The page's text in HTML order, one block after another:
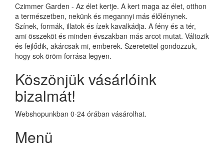
Czimmer Garden - Az élet kertje. A kert maga az élet, otthon
a természetben, nekünk és megannyi más élőlénynek.
Színek, formák, illatok és ízek kavalkádja. A fény és a tér,
ami összeköt és minden évszakban más arcot mutat. Változik
és fejlődik, akárcsak mi, emberek. Szeretettel gondozzuk,
hogy sok öröm forrása legyen.
Köszönjük vásárlóink
bizalmát!
Webshopunkban 0-24 órában vásárolhat.
Menü